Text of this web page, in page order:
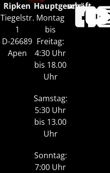
Ripken
Tiegelstr.
1
D-26689
Apen
Hauptgeschäft
Montag
bis
Freitag:
4:30 Uhr
bis 18.00
Uhr
Samstag:
5:30 Uhr
bis 13.00
Uhr
Sonntag:
7:00 Uhr
uns